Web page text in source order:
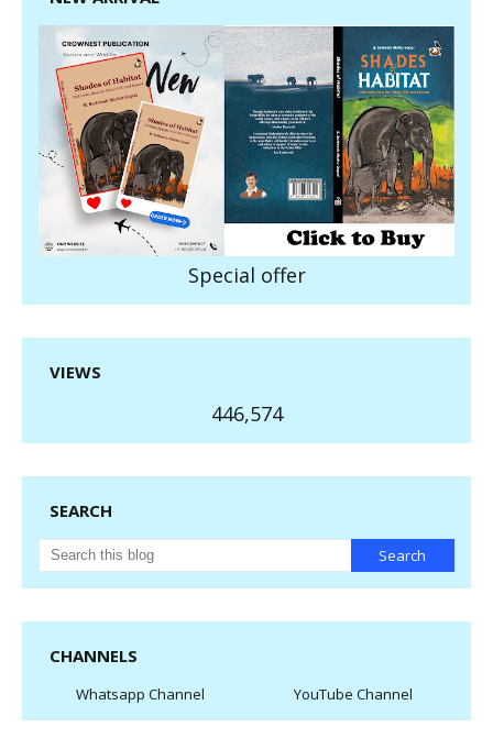
Special offer
VIEWS
446,574
SEARCH
CHANNELS
Whatsapp Channel YouTube Channel